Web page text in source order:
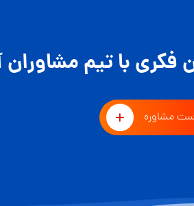
فکری با تیم مشاوران
مشاوره